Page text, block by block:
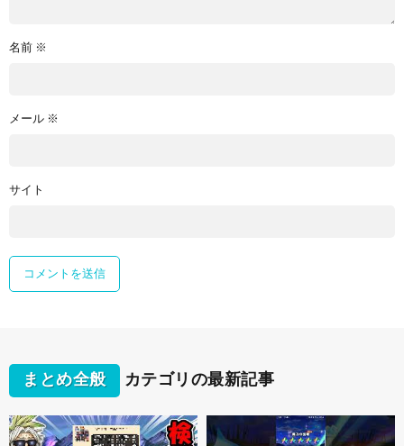
名前 ※
メール ※
サイト
まとめ全般 カテゴリの最新記事